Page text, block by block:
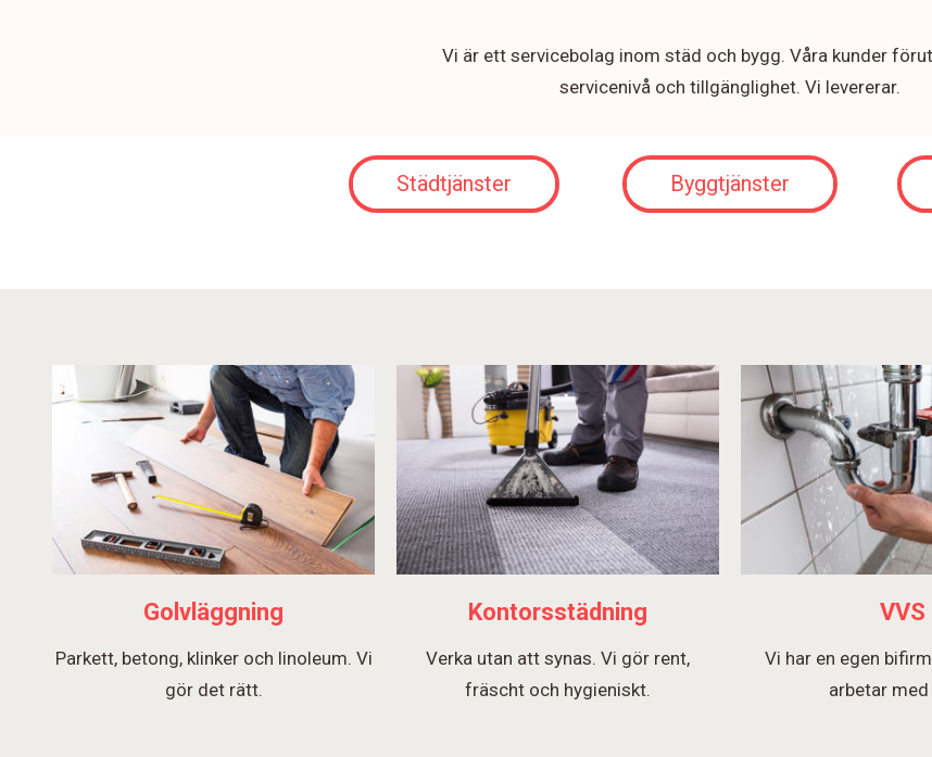
Vi är ett servicebolag inom städ och bygg. Våra kunder
servicenivå och tillgänglighet. Vi levererar.
Städtjänster Byggtjänster
Golvläggning
Parkett, betong, klinker och linoleum. Vi
gör det rätt.
Kontorsstädning
Verka utan att synas. Vi gör rent,
fräscht och hygieniskt.
VVS
Vi har en egen
arbetar med